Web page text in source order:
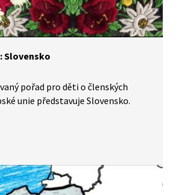
Slovensko
pořad pro děti o členských
unie představuje Slovensko.